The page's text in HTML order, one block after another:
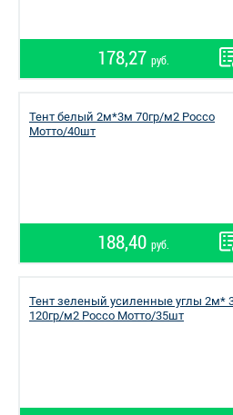
178,27 руб.
Тент белый 2м*3м 70гр/м2 Россо
Мотто/40шт
188,40 руб.
Тент зеленый усиленные углы 2м*
120гр/м2 Россо Мотто/35шт